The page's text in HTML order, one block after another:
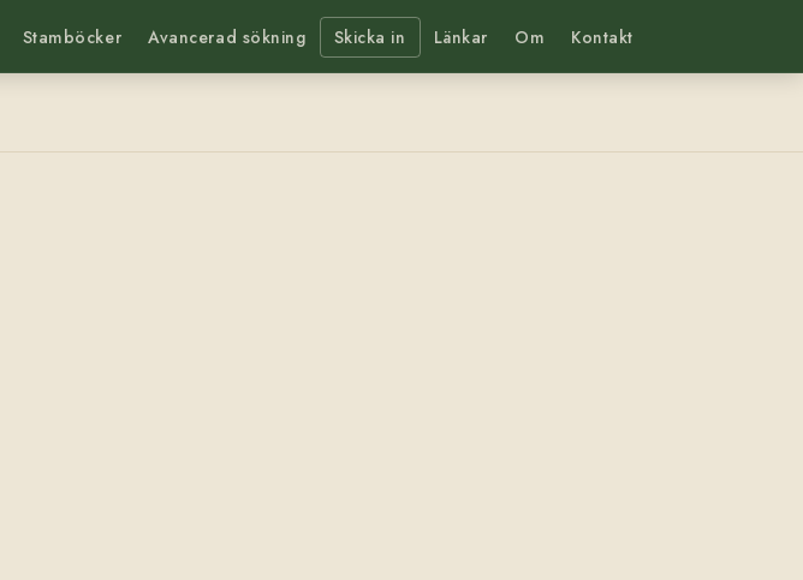
Stamböcker Avancerad sökning Skicka in Länkar Om Kontakt